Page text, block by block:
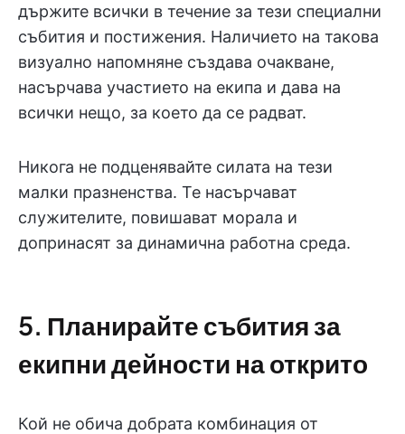
държите всички в течение за тези специални
събития и постижения. Наличието на такова
визуално напомняне създава очакване,
насърчава участието на екипа и дава на
всички нещо, за което да се радват.
Никога не подценявайте силата на тези
малки празненства. Те насърчават
служителите, повишават морала и
допринасят за динамична работна среда.
5. Планирайте събития за
екипни дейности на открито
Кой не обича добрата комбинация от